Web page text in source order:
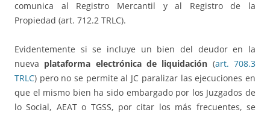
comunica al Registro Mercantil y al Registro de la
Propiedad (art. 712.2 TRLC).
Evidentemente si se incluye un bien del deudor en la
nueva plataforma electrónica de liquidación (art. 708.3
TRLC) pero no se permite al JC paralizar las ejecuciones en
que el mismo bien ha sido embargado por los Juzgados de
lo Social, AEAT o TGSS, por citar los más frecuentes, se